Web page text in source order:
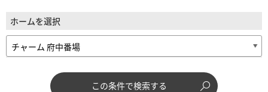
ホームを選択
この条件で検索する